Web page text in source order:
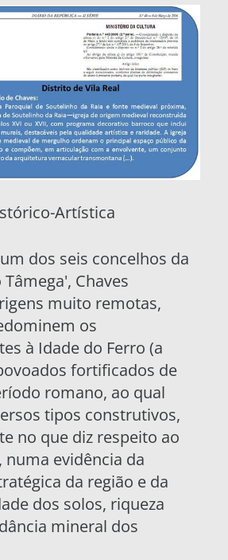
Artística
dos seis concelhos da
Chaves
muito remotas,
os
à Idade do Ferro (a
fortificados de
romano, ao qual
tipos construtivos,
no que diz respeito ao
evidência da
da região e da
dos solos, riqueza
mineral dos